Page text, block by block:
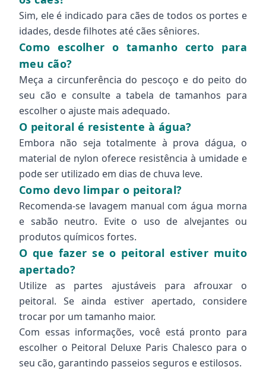
Sim, ele é indicado para cães de todos os portes e
idades, desde filhotes até cães sêniores.
Como escolher o tamanho certo para
meu cão?
Meça a circunferência do pescoço e do peito do
seu cão e consulte a tabela de tamanhos para
escolher o ajuste mais adequado.
O peitoral é resistente à água?
Embora não seja totalmente à prova dágua, o
material de nylon oferece resistência à umidade e
pode ser utilizado em dias de chuva leve.
Como devo limpar o peitoral?
Recomenda-se lavagem manual com água morna
e sabão neutro. Evite o uso de alvejantes ou
produtos químicos fortes.
O que fazer se o peitoral estiver muito
apertado?
Utilize as partes ajustáveis para afrouxar o
peitoral. Se ainda estiver apertado, considere
trocar por um tamanho maior.
Com essas informações, você está pronto para
escolher o Peitoral Deluxe Paris Chalesco para o
seu cão, garantindo passeios seguros e estilosos.